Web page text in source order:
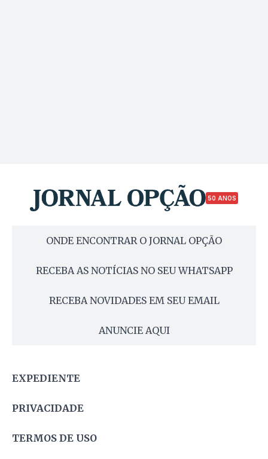
50 ANOS
ONDE ENCONTRAR O JORNAL OPÇÃO
RECEBA AS NOTÍCIAS NO SEU WHATSAPP
RECEBA NOVIDADES EM SEU EMAIL
ANUNCIE AQUI
EXPEDIENTE
PRIVACIDADE
TERMOS DE USO